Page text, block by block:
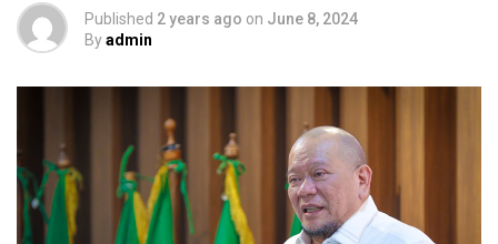
Published 2 years ago on June 8, 2024
Byadmin